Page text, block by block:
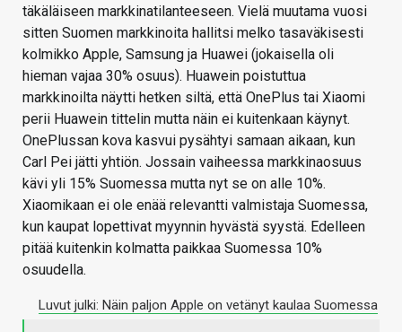
täkäläiseen markkinatilanteeseen. Vielä muutama vuosi
sitten Suomen markkinoita hallitsi melko tasaväkisesti
kolmikko Apple, Samsung ja Huawei (jokaisella oli
hieman vajaa 30% osuus). Huawein poistuttua
markkinoilta näytti hetken siltä, että OnePlus tai Xiaomi
perii Huawein tittelin mutta näin ei kuitenkaan käynyt.
OnePlussan kova kasvui pysähtyi samaan aikaan, kun
Carl Pei jätti yhtiön. Jossain vaiheessa markkinaosuus
kävi yli 15% Suomessa mutta nyt se on alle 10%.
Xiaomikaan ei ole enää relevantti valmistaja Suomessa,
kun kaupat lopettivat myynnin hyvästä syystä. Edelleen
pitää kuitenkin kolmatta paikkaa Suomessa 10%
osuudella.
Luvut julki: Näin paljon Apple on vetänyt kaulaa Suomessa